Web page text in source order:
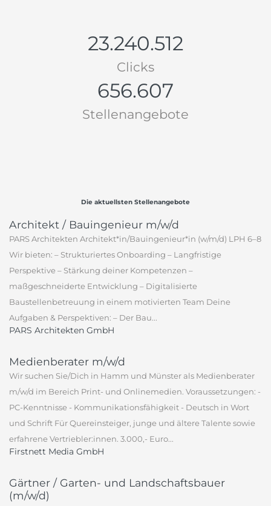
23.240.512
Clicks
656.607
Stellenangebote
Die aktuellsten Stellenangebote
Architekt / Bauingenieur m/w/d
PARS Architekten Architekt*in/Bauingenieur*in (w/m/d) LPH 6–8
Wir bieten: – Strukturiertes Onboarding – Langfristige
Perspektive – Stärkung deiner Kompetenzen –
maßgeschneiderte Entwicklung – Digitalisierte
Baustellenbetreuung in einem motivierten Team Deine
Aufgaben & Perspektiven: – Der Bau...
PARS Architekten GmbH
Medienberater m/w/d
Wir suchen Sie/Dich in Hamm und Münster als Medienberater
m/w/d im Bereich Print- und Onlinemedien. Voraussetzungen: -
PC-Kenntnisse - Kommunikationsfähigkeit - Deutsch in Wort
und Schrift Für Quereinsteiger, junge und ältere Talente sowie
erfahrene Vertriebler:innen. 3.000,- Euro...
Firstnett Media GmbH
Gärtner / Garten- und Landschaftsbauer
(m/w/d)